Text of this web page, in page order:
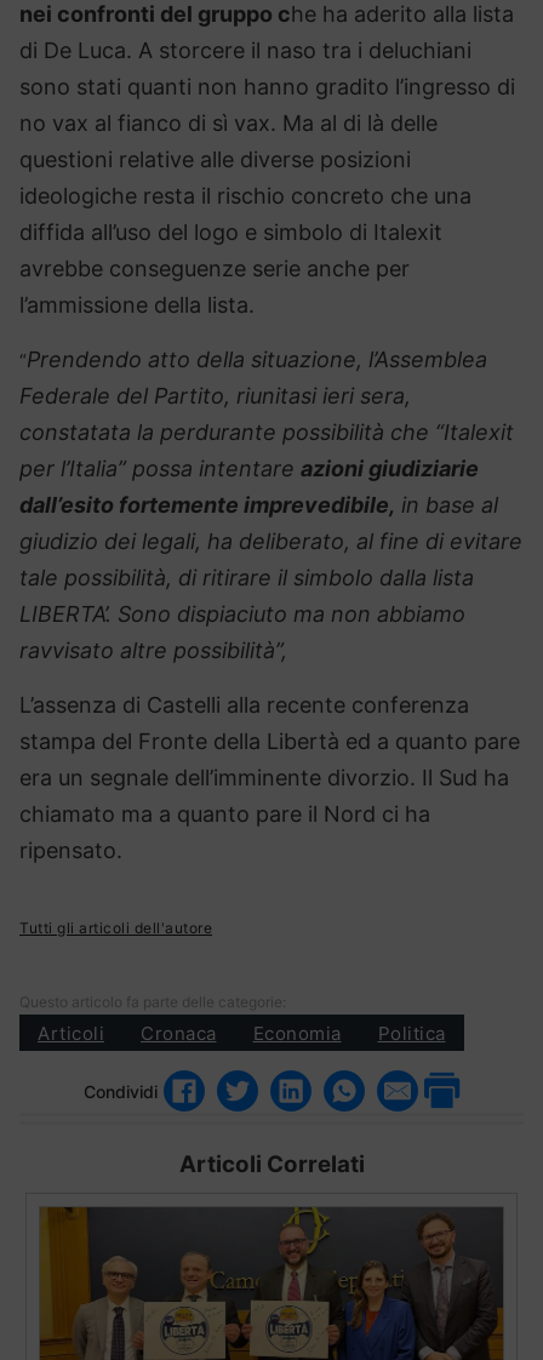
nei confronti del gruppo che ha aderito alla lista
di De Luca. A storcere il naso tra i deluchiani
sono stati quanti non hanno gradito l’ingresso di
no vax al fianco di sì vax. Ma al di là delle
questioni relative alle diverse posizioni
ideologiche resta il rischio concreto che una
diffida all’uso del logo e simbolo di Italexit
avrebbe conseguenze serie anche per
l’ammissione della lista.
“Prendendo atto della situazione, l’Assemblea
Federale del Partito, riunitasi ieri sera,
constatata la perdurante possibilità che “Italexit
per l’Italia” possa intentare azioni giudiziarie
dall’esito fortemente imprevedibile, in base al
giudizio dei legali, ha deliberato, al fine di evitare
tale possibilità, di ritirare il simbolo dalla lista
LIBERTA’. Sono dispiaciuto ma non abbiamo
ravvisato altre possibilità”,
L’assenza di Castelli alla recente conferenza
stampa del Fronte della Libertà ed a quanto pare
era un segnale dell’imminente divorzio. Il Sud ha
chiamato ma a quanto pare il Nord ci ha
ripensato.
Tutti gli articoli dell'autore
Questo articolo fa parte delle categorie:
Articoli Cronaca Economia Politica
Condividi
Articoli Correlati